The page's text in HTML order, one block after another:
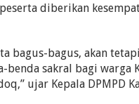
diberikan
bagus-bagus, akan
sakral bagi warga
ujar Kepala DPMPD